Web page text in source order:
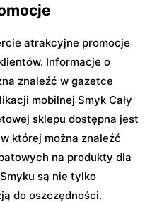
atrakcyjne promocje
Informacje o
znaleźć w gazetce
mobilnej Smyk Cały
sklepu dostępna jest
której można znaleźć
na produkty dla
są nie tylko
do oszczędności.